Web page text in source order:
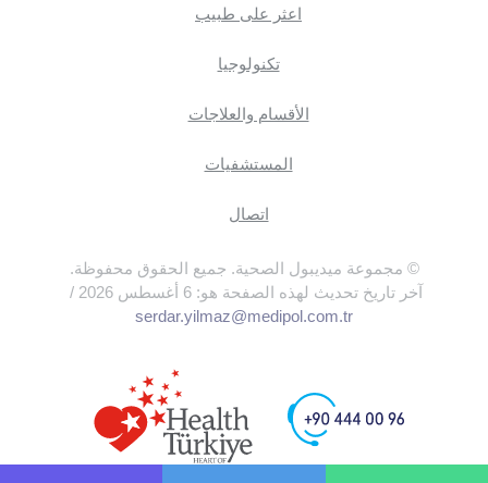
اعثر على طبيب
تكنولوجيا
الأقسام والعلاجات
المستشفيات
اتصال
© مجموعة ميديبول الصحية. جميع الحقوق محفوظة.
آخر تاريخ تحديث لهذه الصفحة هو: 6 أغسطس 2026 /
serdar.yilmaz@medipol.com.tr